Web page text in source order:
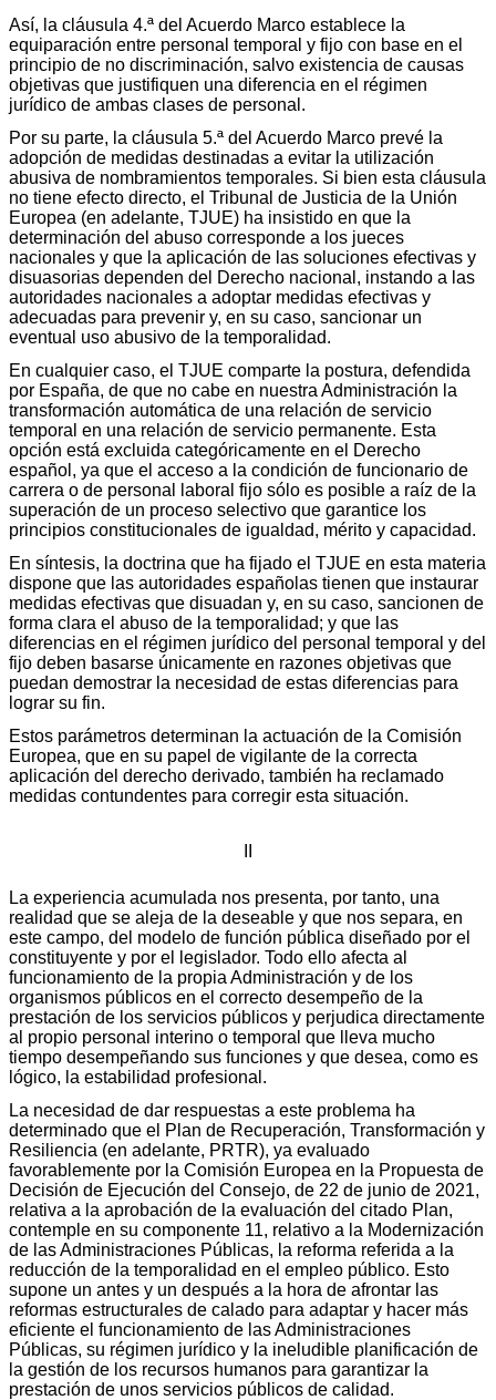
Así, la cláusula 4.ª del Acuerdo Marco establece la
equiparación entre personal temporal y fijo con base en el
principio de no discriminación, salvo existencia de causas
objetivas que justifiquen una diferencia en el régimen
jurídico de ambas clases de personal.
Por su parte, la cláusula 5.ª del Acuerdo Marco prevé la
adopción de medidas destinadas a evitar la utilización
abusiva de nombramientos temporales. Si bien esta cláusula
no tiene efecto directo, el Tribunal de Justicia de la Unión
Europea (en adelante, TJUE) ha insistido en que la
determinación del abuso corresponde a los jueces
nacionales y que la aplicación de las soluciones efectivas y
disuasorias dependen del Derecho nacional, instando a las
autoridades nacionales a adoptar medidas efectivas y
adecuadas para prevenir y, en su caso, sancionar un
eventual uso abusivo de la temporalidad.
En cualquier caso, el TJUE comparte la postura, defendida
por España, de que no cabe en nuestra Administración la
transformación automática de una relación de servicio
temporal en una relación de servicio permanente. Esta
opción está excluida categóricamente en el Derecho
español, ya que el acceso a la condición de funcionario de
carrera o de personal laboral fijo sólo es posible a raíz de la
superación de un proceso selectivo que garantice los
principios constitucionales de igualdad, mérito y capacidad.
En síntesis, la doctrina que ha fijado el TJUE en esta materia
dispone que las autoridades españolas tienen que instaurar
medidas efectivas que disuadan y, en su caso, sancionen de
forma clara el abuso de la temporalidad; y que las
diferencias en el régimen jurídico del personal temporal y del
fijo deben basarse únicamente en razones objetivas que
puedan demostrar la necesidad de estas diferencias para
lograr su fin.
Estos parámetros determinan la actuación de la Comisión
Europea, que en su papel de vigilante de la correcta
aplicación del derecho derivado, también ha reclamado
medidas contundentes para corregir esta situación.
La experiencia acumulada nos presenta, por tanto, una
realidad que se aleja de la deseable y que nos separa, en
este campo, del modelo de función pública diseñado por el
constituyente y por el legislador. Todo ello afecta al
funcionamiento de la propia Administración y de los
organismos públicos en el correcto desempeño de la
prestación de los servicios públicos y perjudica directamente
al propio personal interino o temporal que lleva mucho
tiempo desempeñando sus funciones y que desea, como es
lógico, la estabilidad profesional.
La necesidad de dar respuestas a este problema ha
determinado que el Plan de Recuperación, Transformación y
Resiliencia (en adelante, PRTR), ya evaluado
favorablemente por la Comisión Europea en la Propuesta de
Decisión de Ejecución del Consejo, de 22 de junio de 2021,
relativa a la aprobación de la evaluación del citado Plan,
contemple en su componente 11, relativo a la Modernización
de las Administraciones Públicas, la reforma referida a la
reducción de la temporalidad en el empleo público. Esto
supone un antes y un después a la hora de afrontar las
reformas estructurales de calado para adaptar y hacer más
eficiente el funcionamiento de las Administraciones
Públicas, su régimen jurídico y la ineludible planificación de
la gestión de los recursos humanos para garantizar la
prestación de unos servicios públicos de calidad.